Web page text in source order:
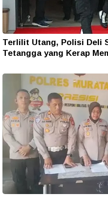
Terlilit Utang, Polisi Deli
Tetangga yang Kerap